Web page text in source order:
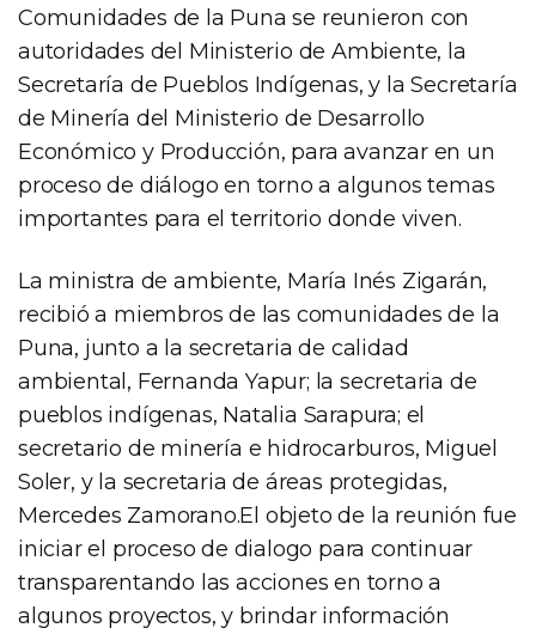
Comunidades de la Puna se reunieron con
autoridades del Ministerio de Ambiente, la
Secretaría de Pueblos Indígenas, y la Secretaría
de Minería del Ministerio de Desarrollo
Económico y Producción, para avanzar en un
proceso de diálogo en torno a algunos temas
importantes para el territorio donde viven.
La ministra de ambiente, María Inés Zigarán,
recibió a miembros de las comunidades de la
Puna, junto a la secretaria de calidad
ambiental, Fernanda Yapur; la secretaria de
pueblos indígenas, Natalia Sarapura; el
secretario de minería e hidrocarburos, Miguel
Soler, y la secretaria de áreas protegidas,
Mercedes Zamorano.El objeto de la reunión fue
iniciar el proceso de dialogo para continuar
transparentando las acciones en torno a
algunos proyectos, y brindar información